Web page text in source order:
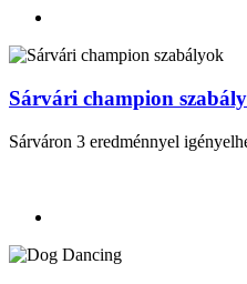
Sárvári champion
Sárváron 3 eredménnyel